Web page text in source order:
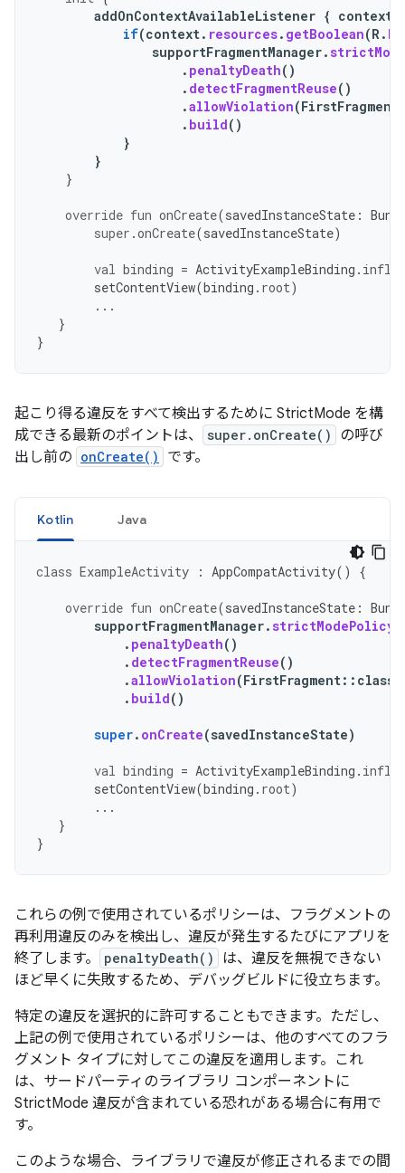
addOnContextAvailableListener { context
if(context. resources. getBoolean(R.
supportFragmentManager.
. penaltyDeath()
. detectFragmentReuse()
.allowViolation(FirstFragment
. build()
}
}
}
override fun onCreate(savedInstanceState :
super .onCreate(savedInstanceState)
val binding = ActivityExampleBinding .
setContentView(binding . root)
...
}
}
起こり得る違反をすべて検出するために StrictMode を構
成できる最新のポイントは、
super.onCreate()
の呼び
出し前の onCreate() です。
Kotlin Java
class ExampleActivity : AppCompatActivity() {
override fun onCreate(savedInstanceState :
supportFragmentManager.strictModePolicy
. penaltyDeath()
. detectFragmentReuse()
.allowViolation(FirstFragment:: class
. build()
super. onCreate(savedInstanceState)
val binding = ActivityExampleBinding .
setContentView(binding . root)
...
}
}
これらの例で使用されているポリシーは、フラグメントの
再利用違反のみを検出し、違反が発生するたびにアプリを
終了します。
penaltyDeath()
は、違反を無視できない
ほど早くに失敗するため、デバッグビルドに役立ちます。
特定の違反を選択的に許可することもできます。ただし、
上記の例で使用されているポリシーは、他のすべてのフラ
グメント タイプに対してこの違反を適用します。これ
は、サードパーティのライブラリ コンポーネントに
StrictMode 違反が含まれている恐れがある場合に有用で
す。
このような場合、ライブラリで違反が修正されるまでの間